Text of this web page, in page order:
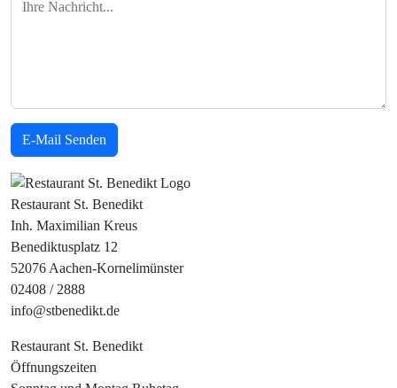
E-Mail Senden
Restaurant St. Benedikt
Inh. Maximilian Kreus
Benediktusplatz 12
52076 Aachen-Kornelimünster
02408 / 2888
info@stbenedikt.de
Restaurant St. Benedikt
Öffnungszeiten